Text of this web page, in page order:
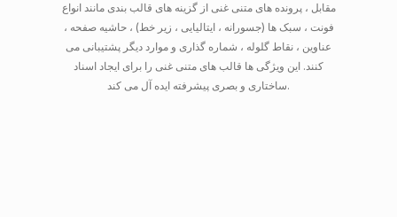
مقابل ، پرونده های متنی غنی از گزینه های قالب بندی مانند انواع
فونت ، سبک ها (جسورانه ، ایتالیایی ، زیر خط) ، حاشیه صفحه ،
عناوین ، نقاط گلوله ، شماره گذاری و موارد دیگر پشتیبانی می
کنند. این ویژگی ها قالب های متنی غنی را برای ایجاد اسناد
ساختاری و بصری پیشرفته ایده آل می کند.